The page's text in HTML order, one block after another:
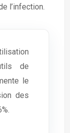
l’infection.
de
le
des